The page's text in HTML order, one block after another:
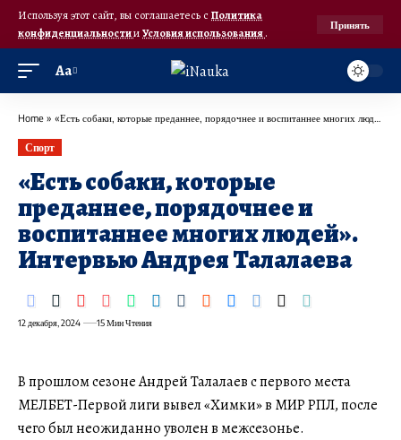
Используя этот сайт, вы соглашаетесь с Политика
конфиденциальностииУсловия использования.
Принять
Аа
Home » «Есть собаки, которые преданнее, порядочнее и воспитаннее многих людей». Интервью Андрея Талалаева
Спорт
«Есть собаки, которые
преданнее, порядочнее и
воспитаннее многих людей».
Интервью Андрея Талалаева
12 декабря, 2024 15 Мин Чтения
В прошлом сезоне Андрей Талалаев с первого места
МЕЛБЕТ-Первой лиги вывел «Химки» в МИР РПЛ, после
чего был неожиданно уволен в межсезонье.